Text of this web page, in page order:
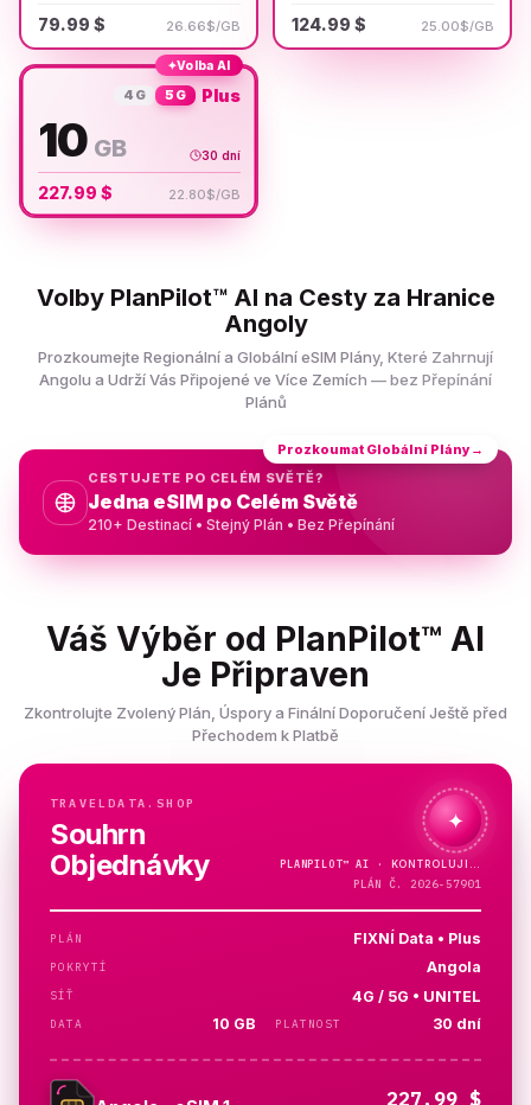
79.99 $ 26.66$/GB 124.99 $ 25.00$/GB
✦Volba AI
4G 5G Plus
10 GB 30 dní
227.99 $ 22.80$/GB
Volby PlanPilot™ AI na Cesty za Hranice
Angoly
Prozkoumejte Regionální a Globální eSIM Plány, Které Zahrnují
Angolu a Udrží Vás Připojené ve Více Zemích — bez Přepínání
Plánů
CESTUJETE PO CELÉM SVĚTĚ?
Jedna eSIM po Celém Světě
210+ Destinací • Stejný Plán • Bez Přepínání
Prozkoumat Globální Plány→
Váš Výběr od PlanPilot™ AI
Je Připraven
Zkontrolujte Zvolený Plán, Úspory a Finální Doporučení Ještě před
Přechodem k Platbě
TRAVELDATA.SHOP
Souhrn
Objednávky
✦
PLANPILOT™AI ·
PLÁN Č. 2026-57901
PLÁN FIXNÍ Data • Plus
POKRYTÍ Angola
SÍŤ 4G / 5G • UNITEL
DATA 10 GB PLATNOST 30 dní
227.99 $